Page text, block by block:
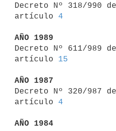
Decreto Nº 318/990
artículo 4
AÑO 1989
Decreto Nº 611/989
artículo 15
AÑO 1987
Decreto Nº 320/987
artículo 4
AÑO 1984